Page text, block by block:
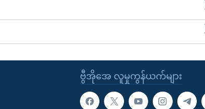
ဗွီအိုအေ လူမှုကွန်ယက်များ